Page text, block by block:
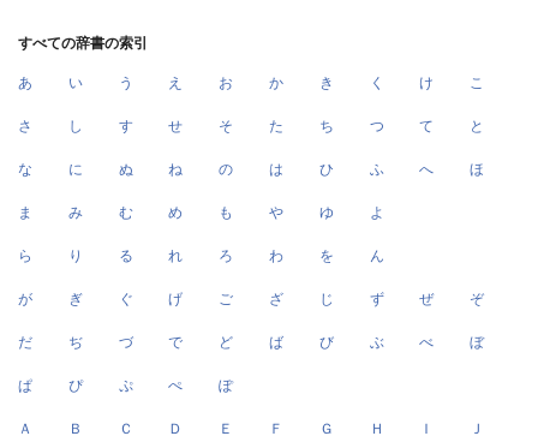
すべての辞書の索引
あ い う え お か き く け こ
さ し す せ そ た ち つ て と
な に ぬ ね の は ひ ふ へ ほ
ま み む め も や ゆ よ
ら り る れ ろ わ を ん
が ぎ ぐ げ ご ざ じ ず ぜ ぞ
だ ぢ づ で ど ば び ぶ べ ぼ
ぱ ぴ ぷ ぺ ぽ
Ａ Ｂ Ｃ Ｄ Ｅ Ｆ Ｇ Ｈ Ｉ Ｊ